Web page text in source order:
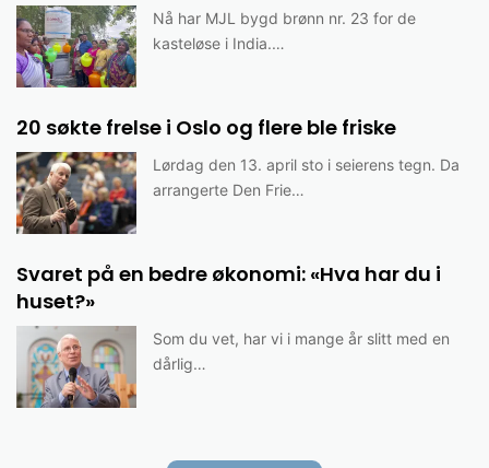
Nå har MJL bygd brønn nr. 23 for de
kasteløse i India.…
20 søkte frelse i Oslo og flere ble friske
Lørdag den 13. april sto i seierens tegn. Da
arrangerte Den Frie…
Svaret på en bedre økonomi: «Hva har du i
huset?»
Som du vet, har vi i mange år slitt med en
dårlig…